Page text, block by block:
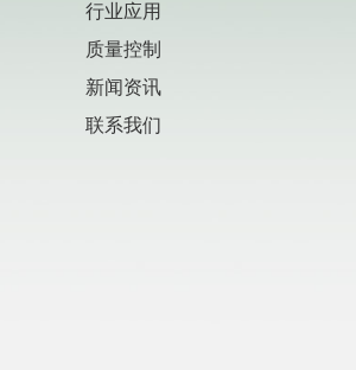
行业应用
质量控制
新闻资讯
联系我们